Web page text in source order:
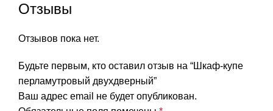
Отзывы
Отзывов пока нет.
Будьте первым, кто оставил отзыв на “Шкаф-купе
перламутровый двухдверный”
Ваш адрес email не будет опубликован.